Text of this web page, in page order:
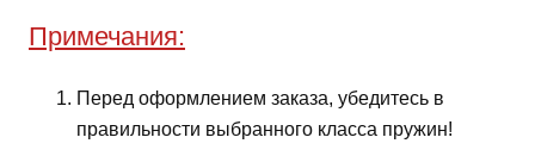
Примечания:
Перед оформлением заказа, убедитесь в
правильности выбранного класса пружин!